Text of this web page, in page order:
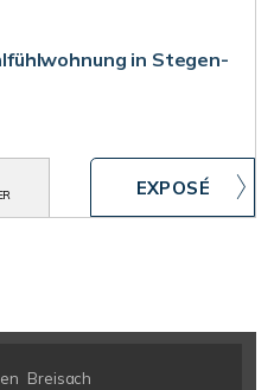
in Stegen-
Breisach